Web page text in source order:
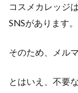
コスメカレッジ
SNSがあります。
そのため、メル
とはいえ、不要